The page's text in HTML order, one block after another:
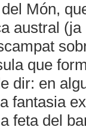
Món,
austral
que
dir: en
fantasia
feta del